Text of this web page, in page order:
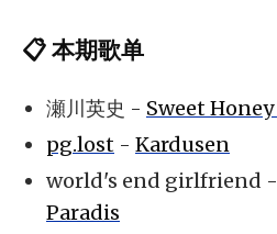
📋 本期歌单
瀬川英史 - Sweet
pg.lost - Kardusen
world's end girlfriend -
Paradis